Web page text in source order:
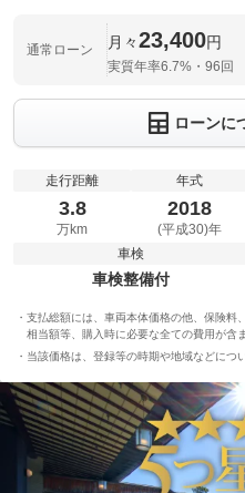
通常ローン 月々23,400円
実質年率6.7%・96回
ローンに
走行距離
3.8
万km
年式
2018
(平成30)年
車検
車検整備付
支払総額には、車両本体価格の他、保険料
相当額等、購入時に必要な全ての費用が含
当該価格は、登録等の時期や地域などにつ